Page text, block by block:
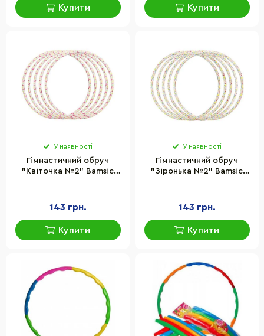
Купити Купити
У наявності
Гімнастичний обруч
"Квіточка №2" Bamsic
143 грн.
Купити
У наявності
Гімнастичний обруч
"Зіронька №2" Bamsic
143 грн.
Купити